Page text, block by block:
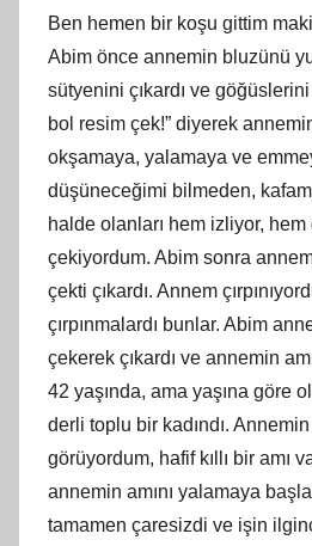
Ben hemen bir koşu gittim
Abim önce annemin bluzünü
sütyenini çıkardı ve göğüslerini
bol resim çek!” diyerek
okşamaya, yalamaya ve
düşüneceğimi bilmeden, kafam
halde olanları hem izliyor,
çekiyordum. Abim sonra
çekti çıkardı. Annem çırp
çırpınmalardı bunlar. Abim
çekerek çıkardı ve annemin am
42 yaşında, ama yaşına göre
derli toplu bir kadındı. Annemin
görüyordum, hafif kıllı bir amı
annemin amını yalamaya
tamamen çaresizdi ve işin